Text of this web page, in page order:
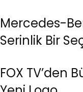
Mercedes-
Serinlik Bir
FOX TV’den